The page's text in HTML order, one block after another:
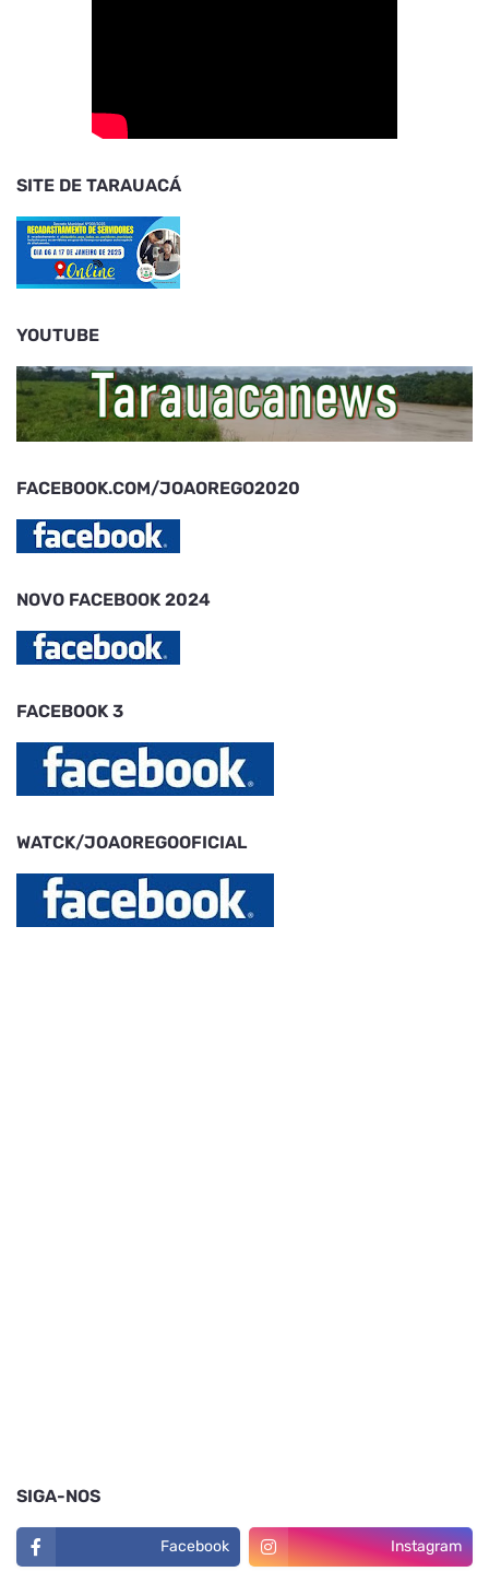
SITE DE TARAUACÁ
YOUTUBE
FACEBOOK.COM/JOAOREGO2020
NOVO FACEBOOK 2024
FACEBOOK 3
WATCK/JOAOREGOOFICIAL
SIGA-NOS
Facebook Instagram